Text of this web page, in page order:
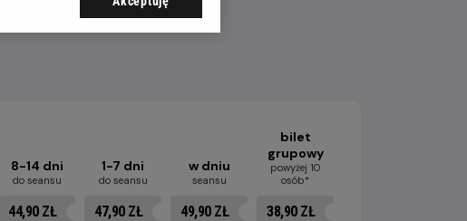
8-14 dni
do seansu
1-7 dni
do seansu
w dniu
seansu
bilet
grupowy
powyżej 10
osób*
44,90 ZŁ 47,90 ZŁ 49,90 ZŁ 38,90 ZŁ